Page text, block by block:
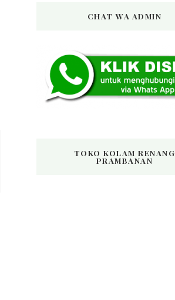
CHAT WA ADMIN
TOKO KOLAM RENANG
PRAMBANAN